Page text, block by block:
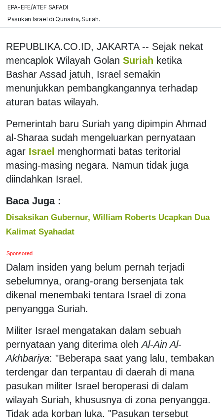
EPA-EFE/ATEF SAFADI
Pasukan Israel di Qunaitra, Suriah.
REPUBLIKA.CO.ID, JAKARTA -- Sejak nekat
mencaplok Wilayah Golan Suriah ketika
Bashar Assad jatuh, Israel semakin
menunjukkan pembangkangannya terhadap
aturan batas wilayah.
Pemerintah baru Suriah yang dipimpin Ahmad
al-Sharaa sudah mengeluarkan pernyataan
agar Israel menghormati batas teritorial
masing-masing negara. Namun tidak juga
diindahkan Israel.
Baca Juga :
Disaksikan Gubernur, William Roberts Ucapkan Dua
Kalimat Syahadat
Sponsored
Dalam insiden yang belum pernah terjadi
sebelumnya, orang-orang bersenjata tak
dikenal menembaki tentara Israel di zona
penyangga Suriah.
Militer Israel mengatakan dalam sebuah
pernyataan yang diterima olehAl-Ain Al-
Akhbariya: "Beberapa saat yang lalu, tembakan
terdengar dan terpantau di daerah di mana
pasukan militer Israel beroperasi di dalam
wilayah Suriah, khususnya di zona penyangga.
Tidak ada korban luka. "Pasukan tersebut